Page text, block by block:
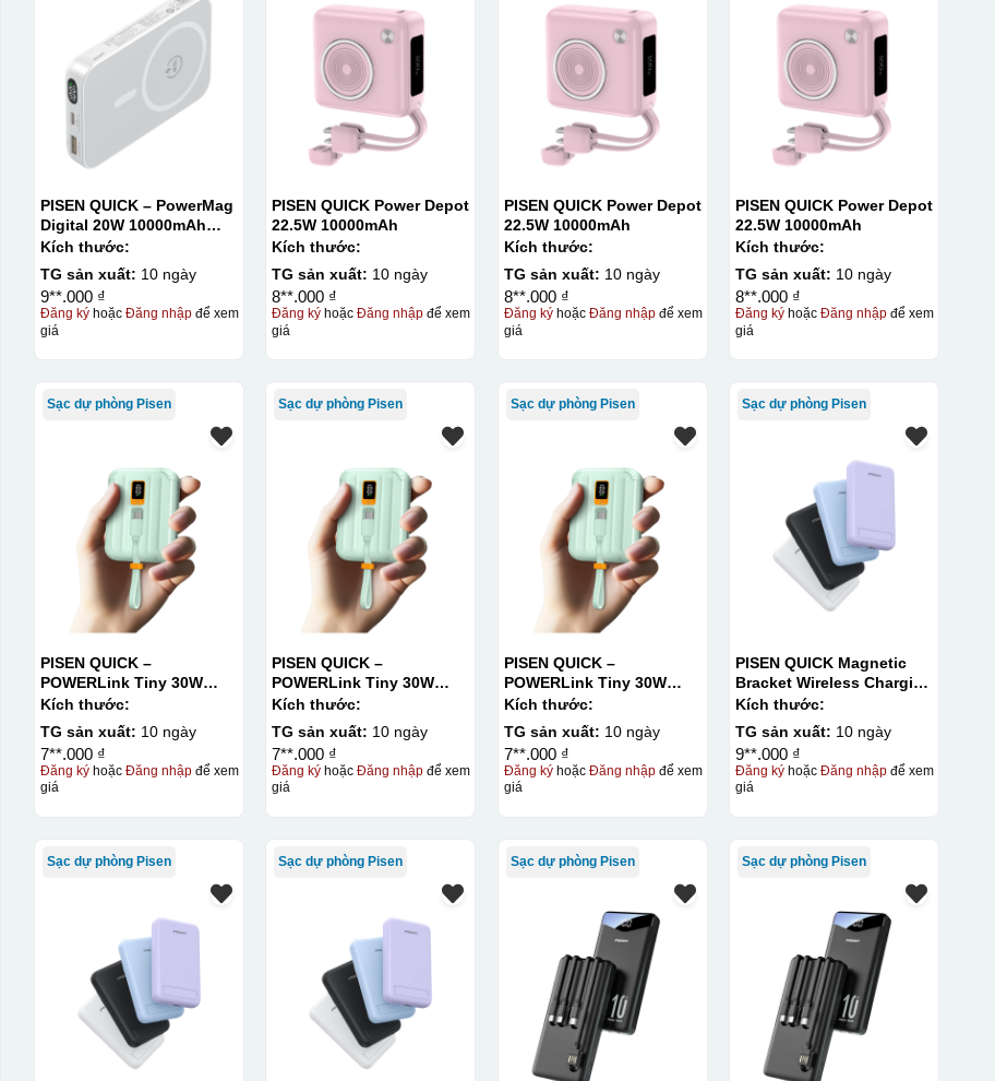
PISEN QUICK – PowerMag
Digital 20W 10000mAh
Power bank. White:
200pcs; Blue: 200pcs
Kích thước:
TG sản xuất: 10 ngày
9**.000 ₫
Đăng kýhoặc Đăng nhậpđể xem
giá
PISEN QUICK Power Depot
22.5W 10000mAh
Kích thước:
TG sản xuất: 10 ngày
8**.000 ₫
Đăng ký hoặcĐăng nhập để xem
giá
PISEN QUICK Power Depot
22.5W 10000mAh
Kích thước:
TG sản xuất: 10 ngày
8**.000 ₫
Đăng kýhoặc Đăng nhậpđể xem
giá
PISEN QUICK Power Depot
22.5W 10000mAh
Kích thước:
TG sản xuất: 10 ngày
8**.000 ₫
Đăng ký hoặcĐăng nhập để xem
giá
Sạc dự phòng Pisen
PISEN QUICK –
POWERLink Tiny 30W
10000mAh
Kích thước:
TG sản xuất: 10 ngày
7**.000 ₫
Đăng kýhoặc Đăng nhậpđể xem
giá
Sạc dự phòng Pisen
PISEN QUICK –
POWERLink Tiny 30W
10000mAh
Kích thước:
TG sản xuất: 10 ngày
7**.000 ₫
Đăng ký hoặcĐăng nhập để xem
giá
Sạc dự phòng Pisen
PISEN QUICK –
POWERLink Tiny 30W
10000mAh
Kích thước:
TG sản xuất: 10 ngày
7**.000 ₫
Đăng kýhoặc Đăng nhậpđể xem
giá
Sạc dự phòng Pisen
PISEN QUICK Magnetic
Bracket Wireless Charging
Power Bank PD296C-1
10000 (20W) (LS-
DY240/Purple) Carton – CN
Kích thước:
TG sản xuất: 10 ngày
9**.000 ₫
Đăng ký hoặcĐăng nhập để xem
giá
Sạc dự phòng Pisen Sạc dự phòng Pisen Sạc dự phòng Pisen Sạc dự phòng Pisen